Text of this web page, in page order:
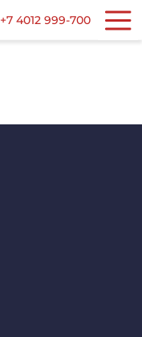
+7 4012 999-700